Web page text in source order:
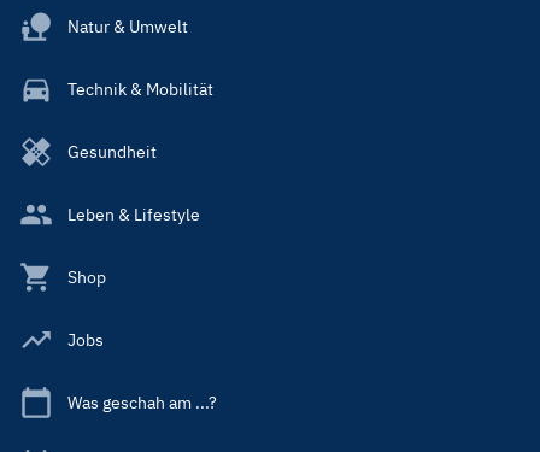
Natur & Umwelt
Technik & Mobilität
Gesundheit
Leben & Lifestyle
Shop
Jobs
Was geschah am ...?